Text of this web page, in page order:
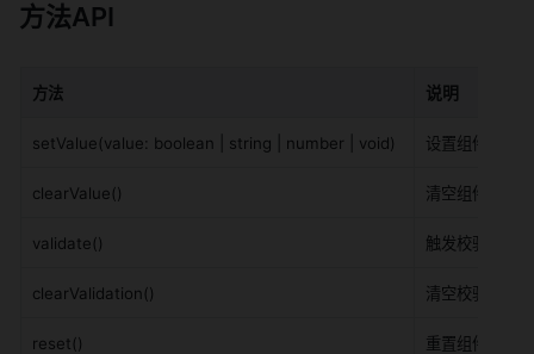
方法API
方法 说明
setValue(value: boolean | string | number | void) 设置组件值
clearValue() 清空组件值
validate() 触发校验
clearValidation() 清空校验状态
reset() 重置组件值